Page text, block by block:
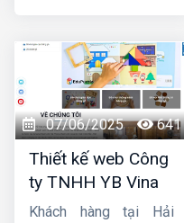
07/06/2025 641
Thiết kế web Công
ty TNHH YB Vina
Khách hàng tại Hải